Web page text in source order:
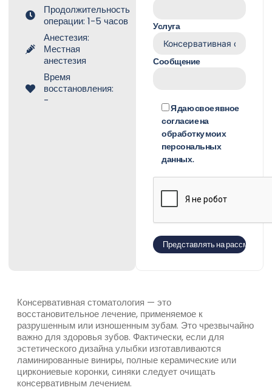
Продолжительность
операции: 1-5 часов
Анестезия:
Местная
анестезия
Время
восстановления:
-
Услуга
Сообщение
Я даю свое явное
согласие на
обработку моих
персональных
данных.
Консервативная стоматология — это
восстановительное лечение, применяемое к
разрушенным или изношенным зубам. Это чрезвычайно
важно для здоровья зубов. Фактически, если для
эстетического дизайна улыбки изготавливаются
ламинированные виниры, полные керамические или
циркониевые коронки, синяки следует очищать
консервативным лечением.